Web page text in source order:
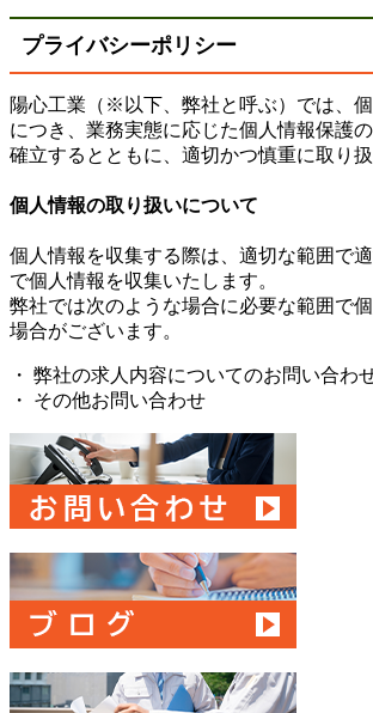
プライバシーポリシー
陽心工業（※以下、弊社と呼ぶ）では、
につき、業務実態に応じた個人情報保護
確立するとともに、適切かつ慎重に取り扱
個人情報の取り扱いについて
個人情報を収集する際は、適切な範囲で
で個人情報を収集いたします。
弊社では次のような場合に必要な範囲で
場合がございます。
・ 弊社の求人内容についてのお問い合わ
・ その他お問い合わせ